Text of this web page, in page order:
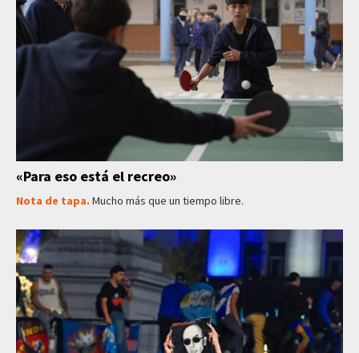
«Para eso está el recreo»
Nota de tapa. Mucho más que un tiempo libre.